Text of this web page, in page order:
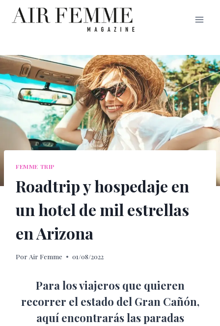
Saltar
FEMME TRIP
Roadtrip y hospedaje en
un hotel de mil estrellas
en Arizona
Por Air Femme 01/08/2022
Para los viajeros que quieren
recorrer el estado del Gran Cañón,
aquí encontrarás las paradas